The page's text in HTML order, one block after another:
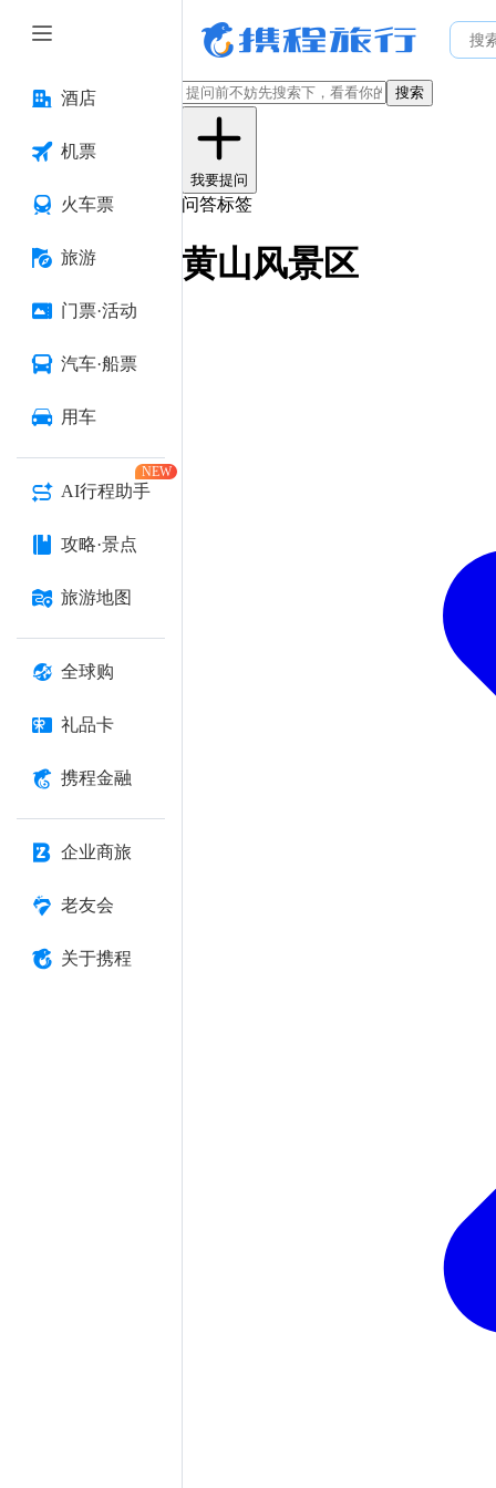
酒店
机票
火车票
旅游
门票·活动
汽车·船票
用车
AI行程助手
NEW
攻略·景点
旅游地图
全球购
礼品卡
携程金融
企业商旅
老友会
关于携程
搜索
我要提问
问答标签
黄山风景区